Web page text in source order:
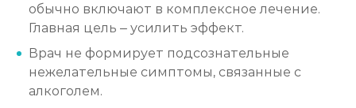
обычно включают в комплексное лечение.
Главная цель – усилить эффект.
Врач не формирует подсознательные
нежелательные симптомы, связанные с
алкоголем.